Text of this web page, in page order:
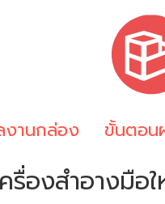
งานกล่อง ขั้นตอ
รื่องสำอางมือ